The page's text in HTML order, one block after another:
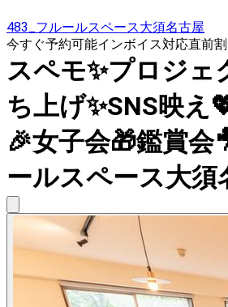
483_フルールスペース大須名古屋
今すぐ予約可能インボイス対応直前割
スペモ✨プロジェ
ち上げ✨SNS映え
🎉女子会🎁鑑賞会
ールスペース大須